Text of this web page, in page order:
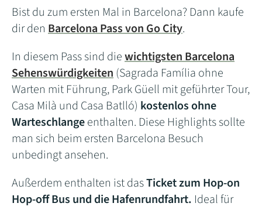
Bist du zum ersten Mal in Barcelona? Dann kaufe
dir den Barcelona Pass von Go City.
In diesem Pass sind diewichtigsten Barcelona
Sehenswürdigkeiten(Sagrada Família ohne
Warten mit Führung, Park Güell mit geführter Tour,
Casa Milà und Casa Batlló) kostenlos ohne
Warteschlangeenthalten. Diese Highlights sollte
man sich beim ersten Barcelona Besuch
unbedingt ansehen.
Außerdem enthalten ist dasTicket zum Hop-on
Hop-off Bus und die Hafenrundfahrt. Ideal für